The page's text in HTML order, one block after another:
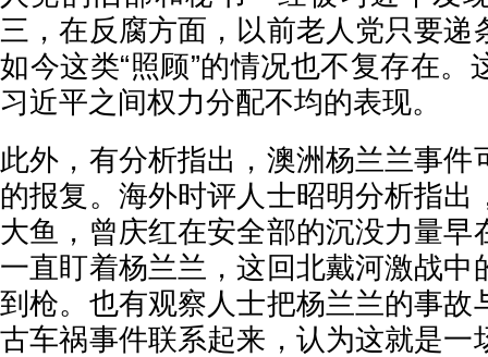
三，在反腐方面，以前老人党只要递
如今这类“照顾”的情况也不复存在。
习近平之间权力分配不均的表现。
此外，有分析指出，澳洲杨兰兰事件
的报复。海外时评人士昭明分析指出
大鱼，曾庆红在安全部的沉没力量早
一直盯着杨兰兰，这回北戴河激战中
到枪。也有观察人士把杨兰兰的事故
古车祸事件联系起来，认为这就是一